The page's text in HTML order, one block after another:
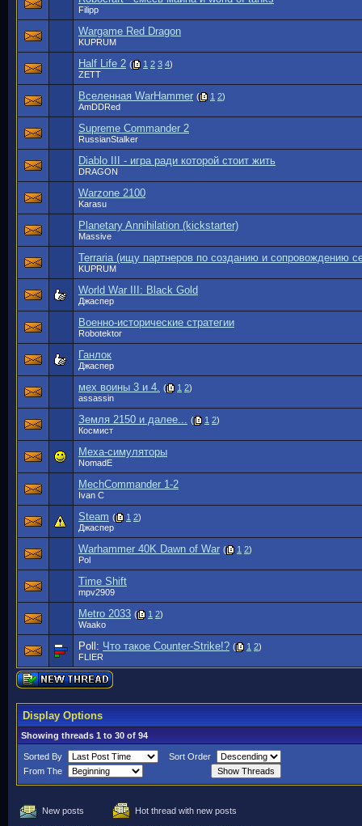
Filipp
Wargame Red Dragon
KUPRUM
Half Life 2 ( 1 2 3 4)
ZETT
Вселенная WarHammer ( 1 2)
AmDDRed
Supreme Commander 2
RussianStalker
Diablo III - игра ради которой стоит жить
DRAGON
Warzone 2100
Karasu
Planetary Annihilation (kickstarter)
Massive
Terraria (ищу партнеров по созданию и сопровождению
KUPRUM
World War III: Black Gold
Джаспер
Военно-исторические стратегии
Robotektor
Ганлок
Джаспер
мех воины 3 и 4. ( 1 2)
assassin
Земля 2150 и далее... ( 1 2)
Космист
Меха-симуляторы
NomadE
MechCommander 1-2
Ivan C
Steam ( 1 2)
Джаспер
Warhammer 40K Dawn of War ( 1 2)
Pol
Time Shift
mpv2909
Metro 2033 ( 1 2)
Waako
Poll: Что такое Counter-Strike!? ( 1 2)
FLIER
Display Options
Showing threads 1 to 30 of 94
Sorted By
Sort Order
From The
New posts Hot thread with new posts